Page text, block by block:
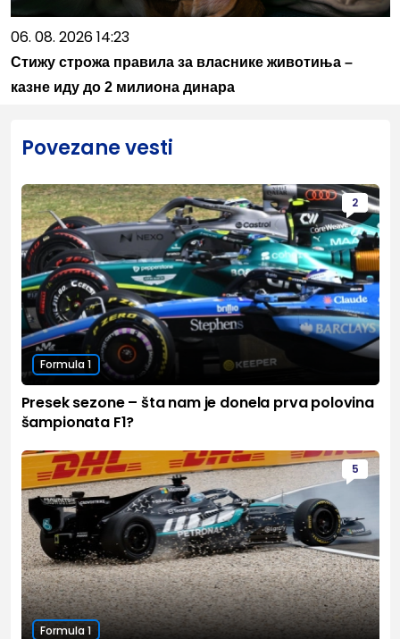
06. 08. 2026 14:23
Стижу строжа правила за власнике животиња –
казне иду до 2 милиона динара
Povezane vesti
2
Formula 1
Presek sezone – šta nam je donela prva polovina
šampionata F1?
5
Formula 1